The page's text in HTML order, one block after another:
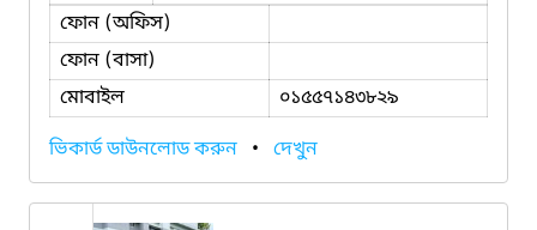
ফোন (অফিস)
ফোন (বাসা)
মোবাইল
০১৫৫৭১৪৩৮২৯
ভিকার্ড ডাউনলোড করুন • দেখুন